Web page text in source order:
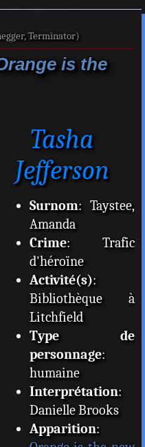
Terminator)
is the
Tasha
Jefferson
Surnom: Taystee,
Amanda
Crime: Trafic
d'héroïne
Activité(s):
Bibliothèque à
Litchfield
Type de
personnage:
humaine
Interprétation:
Danielle Brooks
Apparition: